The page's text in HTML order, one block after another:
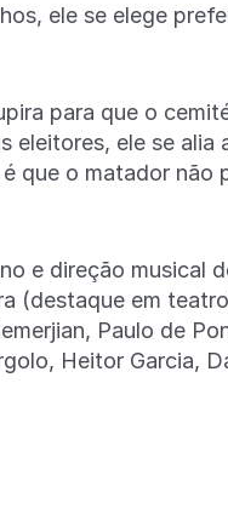
ele se elege
para que o
eleitores, ele se
que o matador não
e direção musical
(destaque em
Paulo de
Heitor Garcia,